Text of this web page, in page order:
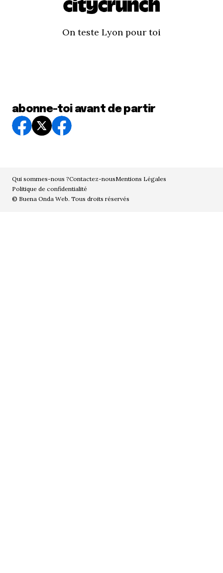
On teste Lyon pour toi
abonne-toi avant de partir
Qui sommes-nous ?Contactez-nousMentions Légales
Politique de confidentialité
© Buena Onda Web. Tous droits réservés